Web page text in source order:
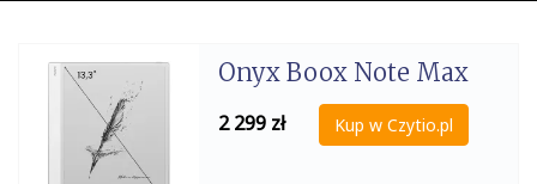
Onyx Boox Note Max
2 299 zł Kup w Czytio.pl